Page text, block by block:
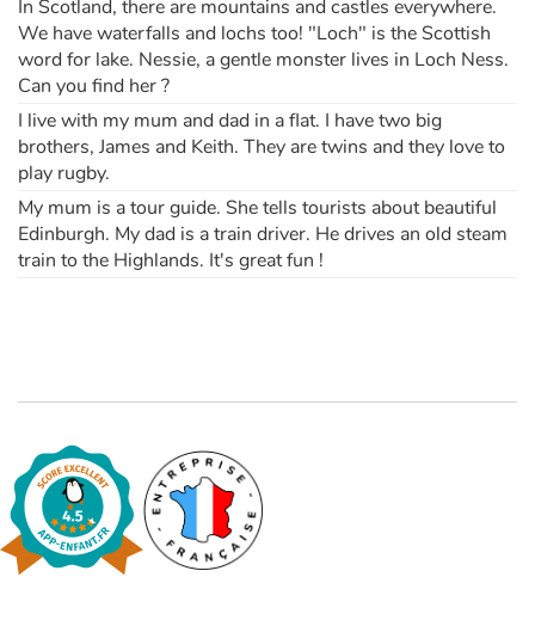
Apprendre à lire
Livre audio
Activités et ateliers
Apprendre les langues
Les plus lus
Coups de coeur
In Scotland, there are mountains and castles everywhere.
We have waterfalls and lochs too! "Loch" is the Scottish
word for lake. Nessie, a gentle monster lives in Loch Ness.
Can you find her ?
I live with my mum and dad in a flat. I have two big
brothers, James and Keith. They are twins and they love to
play rugby.
My mum is a tour guide. She tells tourists about beautiful
Edinburgh. My dad is a train driver. He drives an old steam
train to the Highlands. It's great fun !